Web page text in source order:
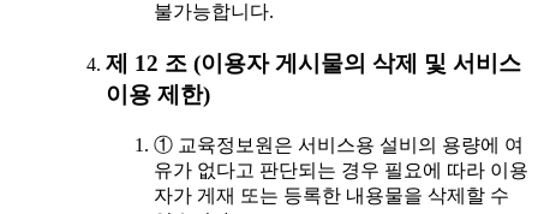
불가능합니다.
제 12 조 (이용자 게시물의 삭제 및 서비스
이용 제한)
① 교육정보원은 서비스용 설비의 용량에 여
유가 없다고 판단되는 경우 필요에 따라 이용
자가 게재 또는 등록한 내용물을 삭제할 수